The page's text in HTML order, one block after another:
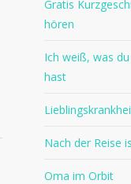
Gratis
hören
Ich weiß, was
hast
Nach der Reise
Oma im Orbit